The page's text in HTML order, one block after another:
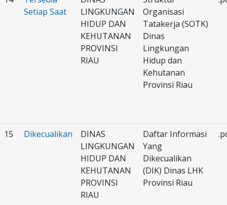
Setiap Saat
LINGKUNGAN
HIDUP DAN
KEHUTANAN
PROVINSI
RIAU
Organisasi
Tatakerja (SOTK)
Dinas
Lingkungan
Hidup dan
Kehutanan
Provinsi Riau
15 Dikecualikan
DINAS
LINGKUNGAN
HIDUP DAN
KEHUTANAN
PROVINSI
RIAU
Daftar Informasi
Yang
Dikecualikan
(DIK) Dinas LHK
Provinsi Riau